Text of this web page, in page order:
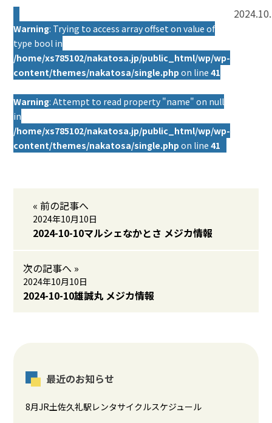
Warning: Trying to access array offset on value of
type bool in
/home/xs785102/nakatosa.jp/public_html/wp/wp-
content/themes/nakatosa/single.php on line41
Warning: Attempt to read property "name" on null
in
/home/xs785102/nakatosa.jp/public_html/wp/wp-
content/themes/nakatosa/single.php on line41
« 前の記事へ
2024年10月10日
2024-10-10マルシェなかとさ メジカ情報
次の記事へ »
2024年10月10日
2024-10-10雄誠丸 メジカ情報
最近のお知らせ
8月JR土佐久礼駅レンタサイクルスケジュール